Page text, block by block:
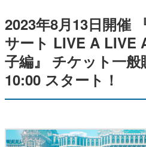
2023年8月13日開催
サート LIVE A LIVE
⼦編』 チケット一般
10:00 スタート！